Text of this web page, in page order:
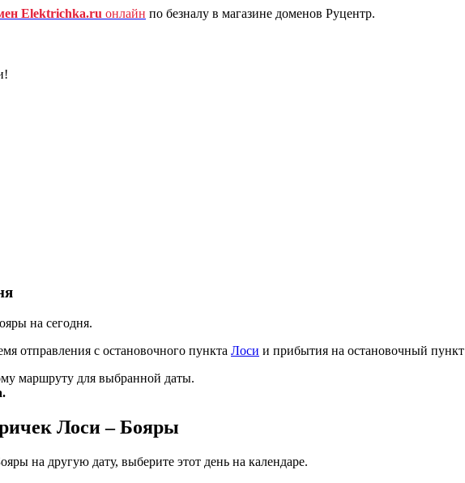
Elektrichka.ru онлайн по безналу в магазине доменов Руцентр.
на сегодня.
отправления с остановочного пункта Лоси и прибытия на остановочный пункт
маршруту для выбранной даты.
Лоси – Бояры
на другую дату, выберите этот день на календаре.